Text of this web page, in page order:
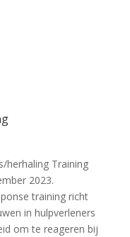
herhaling Training
2023.
training richt
in hulpverleners
om te reageren bij